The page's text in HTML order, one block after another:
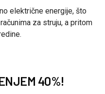
električne energije, što
za struju, a pritom
40%!